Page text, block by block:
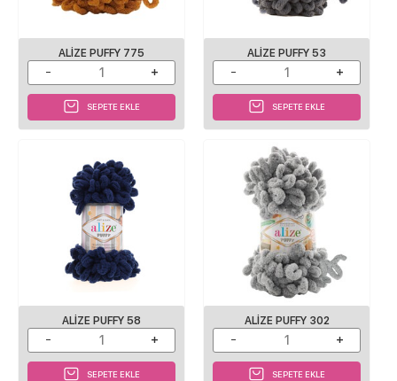
ALIZE PUFFY 775
SEPETE EKLE
ALIZE PUFFY 53
SEPETE EKLE
ALIZE PUFFY 58
SEPETE EKLE
ALIZE PUFFY 302
SEPETE EKLE